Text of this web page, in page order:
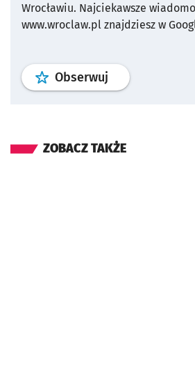
Wrocławiu. Najciekawsze
www.wroclaw.pl znajdziesz w
Obserwuj profil
ZOBACZ TAKŻE